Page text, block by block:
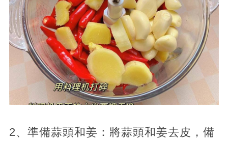
2、準備蒜頭和姜：將蒜頭和姜去皮，備